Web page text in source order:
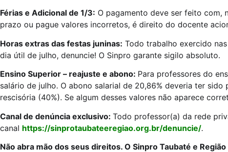
Férias e Adicional de 1/3: O pagamento deve ser feito com,
prazo ou pague valores incorretos, é direito do docente
Horas extras das festas juninas: Todo trabalho exercido
dia útil de julho, denuncie! O Sinpro garante sigilo absoluto.
Ensino Superior – reajuste e abono: Para professores do
salário de julho. O abono salarial de 20,86% deveria ter
rescisória (40%). Se algum desses valores não aparece
Canal de denúncia exclusivo: Todo professor(a) da rede
canal https://sinprotaubateeregiao.org.br/denuncie/.
Não abra mão dos seus direitos. O Sinpro Taubaté e